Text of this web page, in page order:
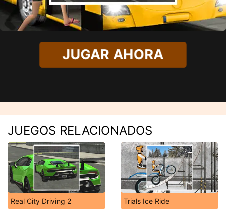
JUGAR AHORA
JUEGOS RELACIONADOS
Real City Driving 2 Trials Ice Ride